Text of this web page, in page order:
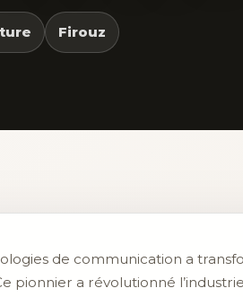
Firouz
de communication a
pionnier a révolutionné